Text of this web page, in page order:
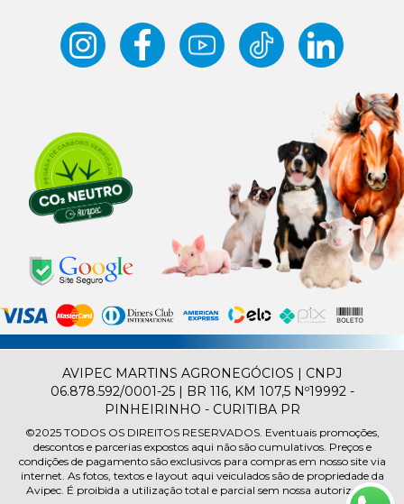
AVIPEC MARTINS AGRONEGÓCIOS | CNPJ
06.878.592/0001-25 | BR 116, KM 107,5 Nº19992 -
PINHEIRINHO - CURITIBA PR
©2025 TODOS OS DIREITOS RESERVADOS. Eventuais promoções,
descontos e parcerias expostos aqui não são cumulativos. Preços e
condições de pagamento são exclusivos para compras em nosso site via
internet. As fotos, textos e layout aqui veiculados são de propriedade da
Avipec. É proibida a utilização total e parcial sem nossa autorização.